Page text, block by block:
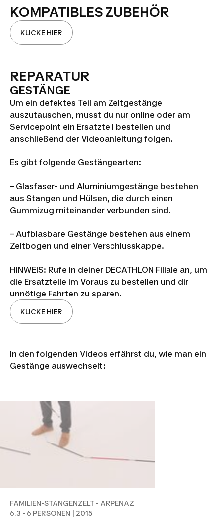
KOMPATIBLES ZUBEHÖR
KLICKE HIER
REPARATUR
GESTÄNGE
Um ein defektes Teil am Zeltgestänge
auszutauschen, musst du nur online oder am
Servicepoint ein Ersatzteil bestellen und
anschließend der Videoanleitung folgen.
Es gibt folgende Gestängearten:
– Glasfaser- und Aluminiumgestänge bestehen
aus Stangen und Hülsen, die durch einen
Gummizug miteinander verbunden sind.
– Aufblasbare Gestänge bestehen aus einem
Zeltbogen und einer Verschlusskappe.
HINWEIS: Rufe in deiner DECATHLON Filiale an, um
die Ersatzteile im Voraus zu bestellen und dir
unnötige Fahrten zu sparen.
KLICKE HIER
In den folgenden Videos erfährst du, wie man ein
Gestänge auswechselt:
FAMILIEN-STANGENZELT -
FAMILIEN-STANGENZELT - ARPENAZ
6.3 - 6 PERSONEN | 2015